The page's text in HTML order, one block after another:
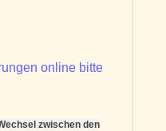
online bitte
zwischen den